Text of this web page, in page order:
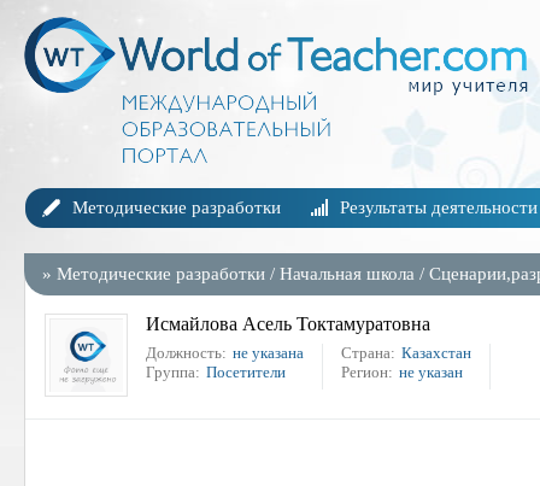
Методические разработки Результаты деятельности
» Методические разработки / Начальная школа /
Исмайлова Асель Токтамуратовна
Должность: не указана
Группа: Посетители
Страна: Казахстан
Регион: не указан